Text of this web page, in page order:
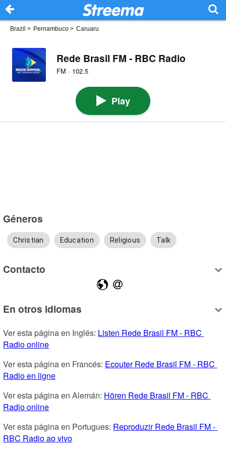
Brazil > Pernambuco > Caruaru
Rede Brasil FM - RBC Radio
FM · 102.5
Play
Géneros
Christian Education Religious Talk
Contacto
En otros idiomas
Ver esta página en Inglés: Listen Rede Brasil FM - RBC
Radio online
Ver esta página en Francés: Ecouter Rede Brasil FM - RBC
Radio en ligne
Ver esta página en Alemán: Hören Rede Brasil FM - RBC
Radio online
Ver esta página en Portugues: Reproduzir Rede Brasil FM -
RBC Radio ao vivo